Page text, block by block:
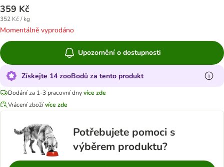
359 Kč
352 Kč / kg
Momentálně vyprodáno
Upozornění o dostupnosti
Získejte 14 zooBodů za tento produkt
Dodání za 1-3 pracovní dnyvíce zde
Vrácení zbožívíce zde
Potřebujete pomoci s
výběrem produktu?